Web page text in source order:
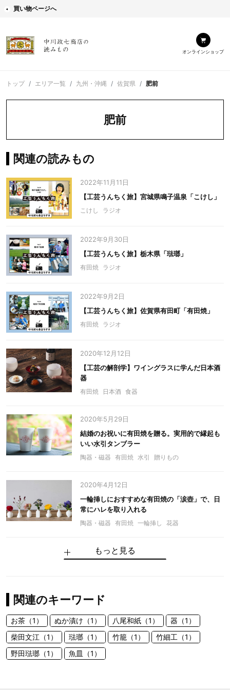
買い物ページへ
オンラインショップ
トップ エリア一覧 九州・沖縄 佐賀県 肥前
肥前
関連の読みもの
2022年11月11日
【工芸うんちく旅】宮城県鳴子温泉「こけし」
こけし ラジオ
2022年9月30日
【工芸うんちく旅】栃木県「琺瑯」
有田焼 ラジオ
2022年9月2日
【工芸うんちく旅】佐賀県有田町「有田焼」
有田焼 ラジオ
2020年12月12日
【工芸の解剖学】ワイングラスに学んだ日本酒
器
有田焼 日本酒 食器
2020年5月29日
結婚のお祝いに有田焼を贈る。実用的で縁起も
いい水引タンブラー
陶器・磁器 有田焼 水引 贈りもの
2020年4月12日
一輪挿しにおすすめな有田焼の「涙壺」で、日
常にハレを取り入れる
陶器・磁器 有田焼 一輪挿し 花器
もっと見る
関連のキーワード
お茶（1） ぬか漬け（1） 八尾和紙（1）
器（1）
柴田文江（1）
琺瑯（1） 竹籠（1）
竹細工（1）
野田琺瑯（1）
魚皿（1）